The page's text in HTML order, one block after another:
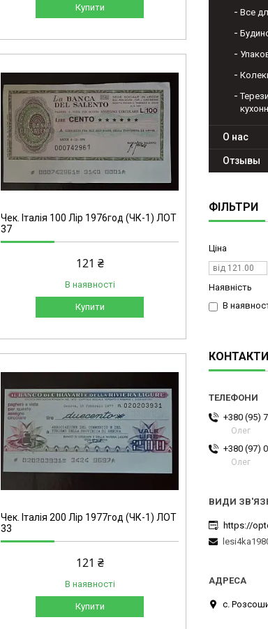
Купити
Чек. Італія 100 Лір 1976год (ЧК-1) ЛОТ
37
121 ₴
В наявності
Купити
Чек. Італія 200 Лір 1977год (ЧК-1) ЛОТ
33
121 ₴
В наявності
Купити
Все
О нас
Отзывы
ФІЛЬТРИ
Ціна
Наявність
В
КОНТАКТИ
+380 (95)
Олег
+380 (97)
Олег
https://
с.